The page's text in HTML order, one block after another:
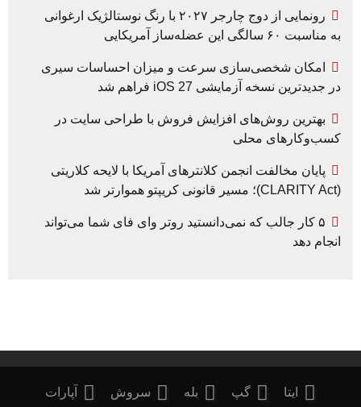
رونمایی از دوج چارجر ۲۰۲۷ با رنگ نوستالژیک ارغوانی
به مناسبت ۶۰ سالگی این عضله‌ساز آمریکایی
امکان شخصی‌سازی سرعت و میزان احساسات سیری
در جدیدترین نسخه آزمایشی iOS 27 فراهم شد
بهترین روش‌های افزایش فروش با طراحی سایت در
کسب‌وکارهای محلی
پایان مخالفت انجمن کلانترهای آمریکا با لایحه کلاریتی
(CLARITY Act)؛ مسیر قانونی کریپتو هموارتر شد
۵ کار جالب که نمی‌دانستید روتر وای فای شما می‌تواند
انجام دهد
ایتا گپ بله سروش آپارات